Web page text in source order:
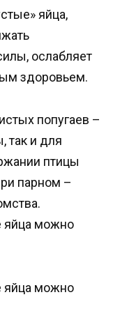
яйца,
ослабляет
здоровьем.
попугаев –
так и для
птицы
парном –
яйца можно
яйца можно